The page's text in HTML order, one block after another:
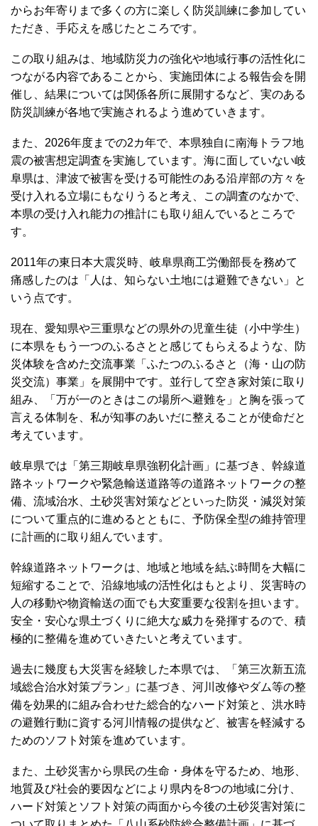
からお年寄りまで多くの方に楽しく防災訓練に参加してい
ただき、手応えを感じたところです。
この取り組みは、地域防災力の強化や地域行事の活性化に
つながる内容であることから、実施団体による報告会を開
催し、結果については関係各所に展開するなど、実のある
防災訓練が各地で実施されるよう進めていきます。
また、2026年度までの2カ年で、本県独自に南海トラフ地
震の被害想定調査を実施しています。海に面していない岐
阜県は、津波で被害を受ける可能性のある沿岸部の方々を
受け入れる立場にもなりうると考え、この調査のなかで、
本県の受け入れ能力の推計にも取り組んでいるところで
す。
2011年の東日本大震災時、岐阜県商工労働部長を務めて
痛感したのは「人は、知らない土地には避難できない」と
いう点です。
現在、愛知県や三重県などの県外の児童生徒（小中学生）
に本県をもう一つのふるさとと感じてもらえるような、防
災体験を含めた交流事業「ふたつのふるさと（海・山の防
災交流）事業」を展開中です。並行して空き家対策に取り
組み、「万が一のときはこの場所へ避難を」と胸を張って
言える体制を、私が知事のあいだに整えることが使命だと
考えています。
岐阜県では「第三期岐阜県強靭化計画」に基づき、幹線道
路ネットワークや緊急輸送道路等の道路ネットワークの整
備、流域治水、土砂災害対策などといった防災・減災対策
について重点的に進めるとともに、予防保全型の維持管理
に計画的に取り組んでいます。
幹線道路ネットワークは、地域と地域を結ぶ時間を大幅に
短縮することで、沿線地域の活性化はもとより、災害時の
人の移動や物資輸送の面でも大変重要な役割を担います。
安全・安心な県土づくりに絶大な威力を発揮するので、積
極的に整備を進めていきたいと考えています。
過去に幾度も大災害を経験した本県では、「第三次新五流
域総合治水対策プラン」に基づき、河川改修やダム等の整
備を効果的に組み合わせた総合的なハード対策と、洪水時
の避難行動に資する河川情報の提供など、被害を軽減する
ためのソフト対策を進めています。
また、土砂災害から県民の生命・身体を守るため、地形、
地質及び社会的要因などにより県内を8つの地域に分け、
ハード対策とソフト対策の両面から今後の土砂災害対策に